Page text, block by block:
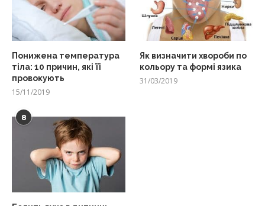
Понижена температура
тіла: 10 причин, які її
провокують
15/11/2019
Як визначити хвороби по
кольору та формі язика
31/03/2019
8